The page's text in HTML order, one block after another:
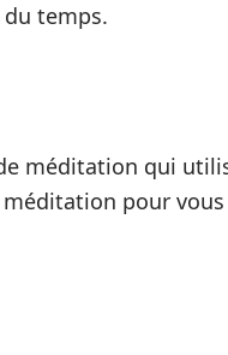
temps.
méditation qui
pour